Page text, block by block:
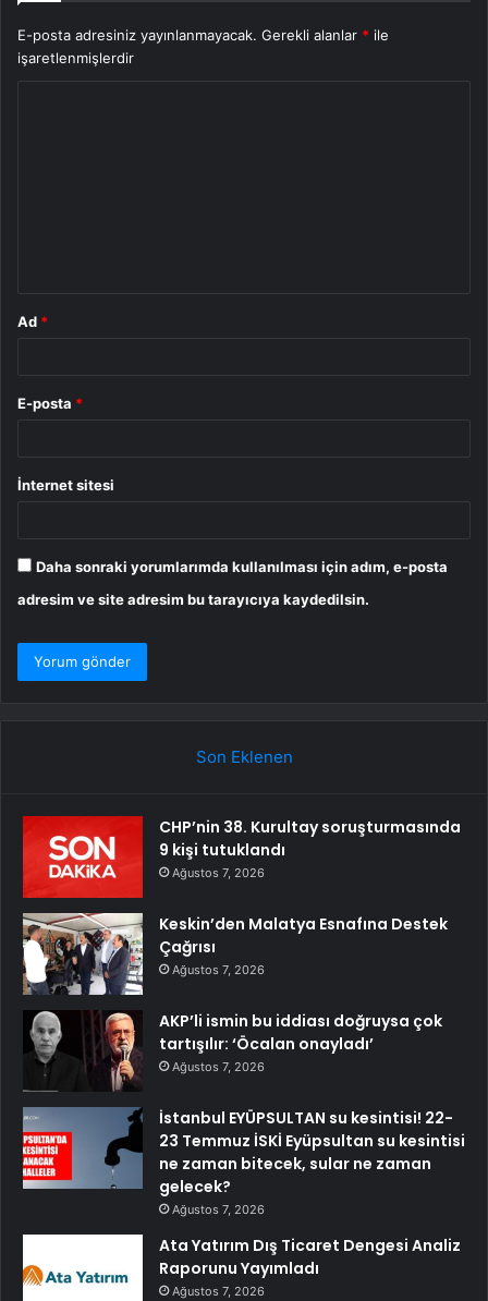
E-posta adresiniz yayınlanmayacak. Gerekli alanlar * ile
işaretlenmişlerdir
Ad *
E-posta *
İnternet sitesi
Daha sonraki yorumlarımda kullanılması için adım, e-posta
adresim ve site adresim bu tarayıcıya kaydedilsin.
Son Eklenen
CHP’nin 38. Kurultay soruşturmasında
9 kişi tutuklandı
Ağustos 7, 2026
Keskin’den Malatya Esnafına Destek
Çağrısı
Ağustos 7, 2026
AKP’li ismin bu iddiası doğruysa çok
tartışılır: ‘Öcalan onayladı’
Ağustos 7, 2026
İstanbul EYÜPSULTAN su kesintisi! 22-
23 Temmuz İSKİ Eyüpsultan su kesintisi
ne zaman bitecek, sular ne zaman
gelecek?
Ağustos 7, 2026
Ata Yatırım Dış Ticaret Dengesi Analiz
Raporunu Yayımladı
Ağustos 7, 2026